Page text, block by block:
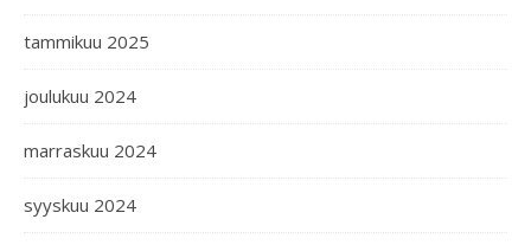
tammikuu 2025
joulukuu 2024
marraskuu 2024
syyskuu 2024